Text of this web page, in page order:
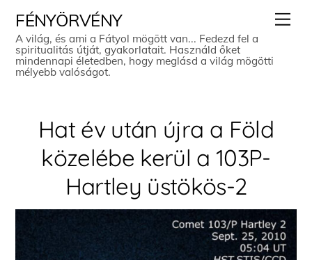
content
FÉNYÖRVÉNY
A világ, és ami a Fátyol mögött van... Fedezd fel a
spiritualitás útját, gyakorlatait. Használd őket
mindennapi életedben, hogy meglásd a világ mögötti
mélyebb valóságot.
Hat év után újra a Föld
közelébe kerül a 103P-
Hartley üstökös-2